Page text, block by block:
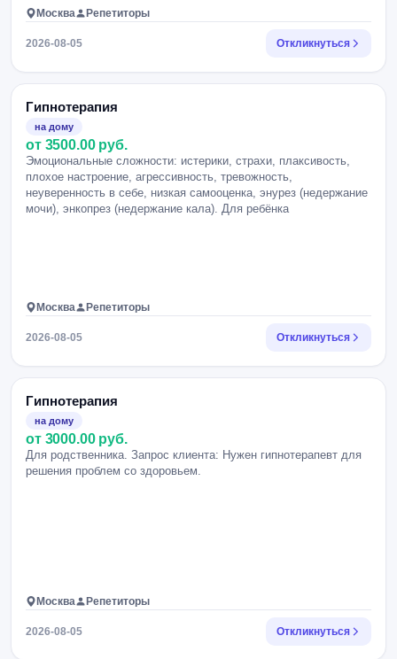
Москва Репетиторы
2026-08-05 Откликнуться
Гипнотерапия
на дому
от 3500.00 руб.
Эмоциональные сложности: истерики, страхи, плаксивость,
плохое настроение, агрессивность, тревожность,
неуверенность в себе, низкая самооценка, энурез (недержание
мочи), энкопрез (недержание кала). Для ребёнка
Москва Репетиторы
2026-08-05 Откликнуться
Гипнотерапия
на дому
от 3000.00 руб.
Для родственника. Запрос клиента: Нужен гипнотерапевт для
решения проблем со здоровьем.
Москва Репетиторы
2026-08-05 Откликнуться